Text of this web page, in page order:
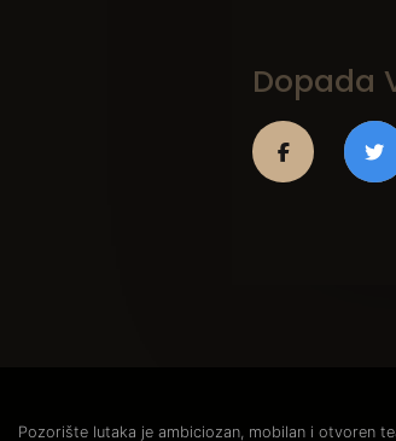
Dopada
Pozorište lutaka je ambiciozan, mobilan i otvoren